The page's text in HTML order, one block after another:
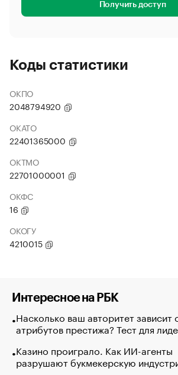
Получить доступ
Коды статистики
ОКПО
2048794920
ОКАТО
22401365000
ОКТМО
22701000001
ОКФС
16
ОКОГУ
4210015
Интересное на РБК
Насколько ваш авторитет зависит
атрибутов престижа? Тест для
Казино проиграло. Как ИИ-агенты
разрушают букмекерскую